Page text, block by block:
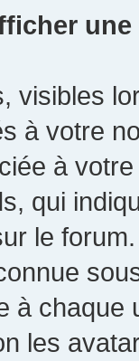
visibles
à votre
à
qui
le
à chaque
les